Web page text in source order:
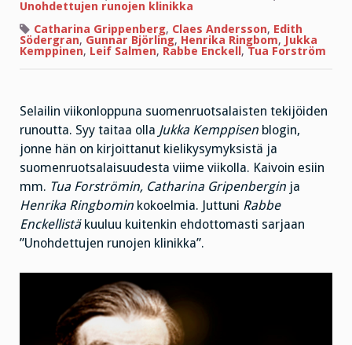
tauot
lomassa
Unohdettujen runojen klinikka
Catharina Grippenberg, Claes Andersson, Edith
Södergran, Gunnar Björling, Henrika Ringbom, Jukka
Kemppinen, Leif Salmen, Rabbe Enckell,Tua Forström
Selailin viikonloppuna suomenruotsalaisten tekijöiden
runoutta. Syy taitaa olla Jukka Kemppisen blogin,
jonne hän on kirjoittanut kielikysymyksistä ja
suomenruotsalaisuudesta viime viikolla. Kaivoin esiin
mm. Tua Forströmin, Catharina Gripenbergin ja
Henrika Ringbomin kokoelmia. Juttuni Rabbe
Enckellistäkuuluu kuitenkin ehdottomasti sarjaan
”Unohdettujen runojen klinikka”.